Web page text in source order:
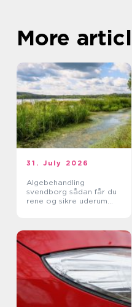
More
31. July 2026
Algebehandling
svendborg sådan får du
rene og sikre uderum